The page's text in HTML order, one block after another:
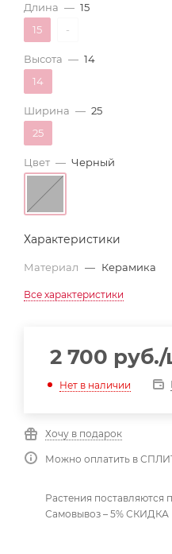
Длина — 15
15
-
Высота — 14
14
Ширина — 25
25
Цвет — Черный
Характеристики
Материал — Керамика
Все характеристики
2 700 руб./
Нет в наличии
Хочу в подарок
Можно оплатить в
Растения поставляются
Самовывоз – 5% СКИДКА